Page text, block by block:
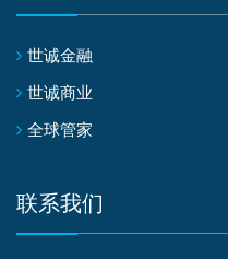
世诚金融
世诚商业
全球管家
联系我们